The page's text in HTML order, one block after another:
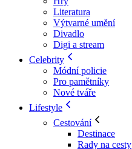
Literatura
Výtvarné umění
Divadlo
Digi a stream
Celebrity
Módní policie
Pro pamětníky
Nové tváře
Lifestyle
Cestování
Destinace
Rady na cesty